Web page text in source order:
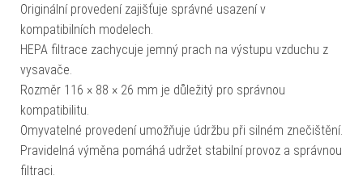
Originální provedení zajišťuje správné usazení v
kompatibilních modelech.
HEPA filtrace zachycuje jemný prach na výstupu vzduchu z
vysavače.
Rozměr 116 × 88 × 26 mm je důležitý pro správnou
kompatibilitu.
Omyvatelné provedení umožňuje údržbu při silném znečištění.
Pravidelná výměna pomáhá udržet stabilní provoz a správnou
filtraci.